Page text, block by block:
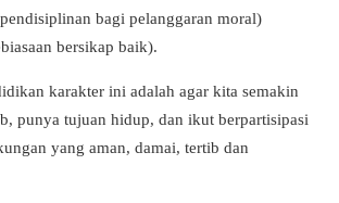
bagi pelanggaran moral)
bersikap baik).
karakter ini adalah agar kita semakin
punya tujuan hidup, dan ikut berpartisipasi
yang aman, damai, tertib dan